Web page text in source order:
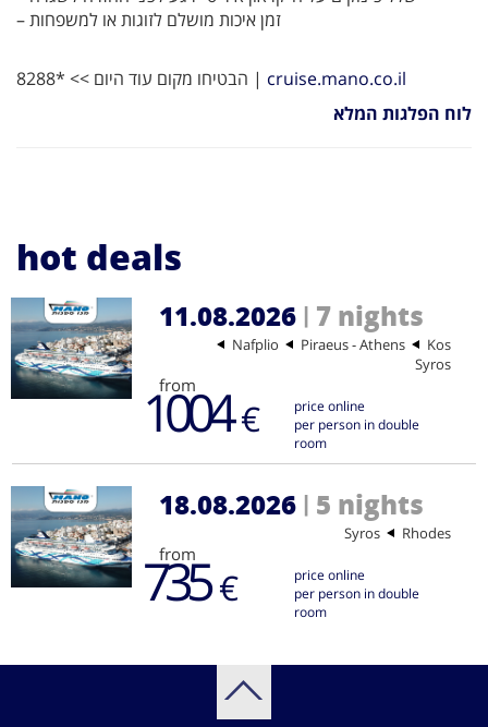
– זמן איכות מושלם לזוגות או למשפחות
הבטיחו מקום עוד היום >> *8288 | cruise.mano.co.il
לוח הפלגות המלא
hot deals
11.08.2026 | 7 nights
Kos
Piraeus - Athens
Nafplio
Syros
from
1004€
price online
per person in double
room
18.08.2026 | 5 nights
Rhodes
Syros
from
735€
price online
per person in double
room